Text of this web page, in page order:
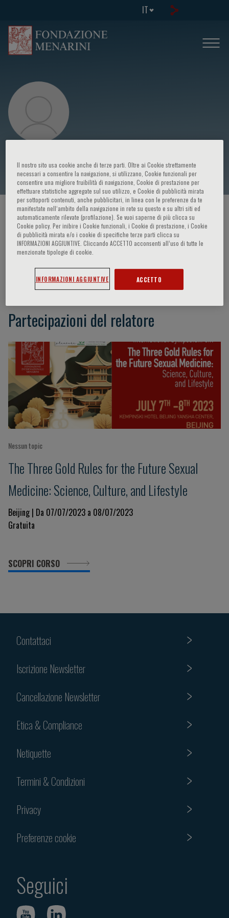
IT
Hui Zhang
HOME PAGE / CORSI ED EVENTI / RELATORE
Hui Zhang
Partecipazioni del relatore
Nessun topic
The Three Gold Rules for the Future Sexual
Medicine: Science, Culture, and Lifestyle
Beijing | Da 07/07/2023 a 08/07/2023
Gratuita
SCOPRI CORSO
Contattaci
Iscrizione Newsletter
Cancellazione Newsletter
Etica & Compliance
Netiquette
Termini & Condizioni
Privacy
Preferenze cookie
Seguici
Il nostro sito usa cookie anche di terze parti. Oltre ai Cookie strettamente
necessari a consentire la navigazione, si utilizzano, Cookie funzionali per
consentire una migliore fruibilità di navigazione, Cookie di prestazione per
effettuare statistiche aggregate sul suo utilizzo, e Cookie di pubblicità mirata
per sottoporti contenuti, anche pubblicitari, in linea con le preferenze da te
manifestate nell‘ambito della navigazione in rete su questo e su altri siti ed
automaticamente rilevate (profilazione). Se vuoi saperne di più clicca su
Cookie policy. Per inibire i Cookie funzionali, i Cookie di prestazione, i Cookie
di pubblicità mirata e/o i cookie di specifiche terze parti clicca su
INFORMAZIONI AGGIUNTIVE. Cliccando ACCETTO acconsenti all’uso di tutte le
menzionate tipologie di cookie.
INFORMAZIONI AGGIUNTIVE ACCETTO